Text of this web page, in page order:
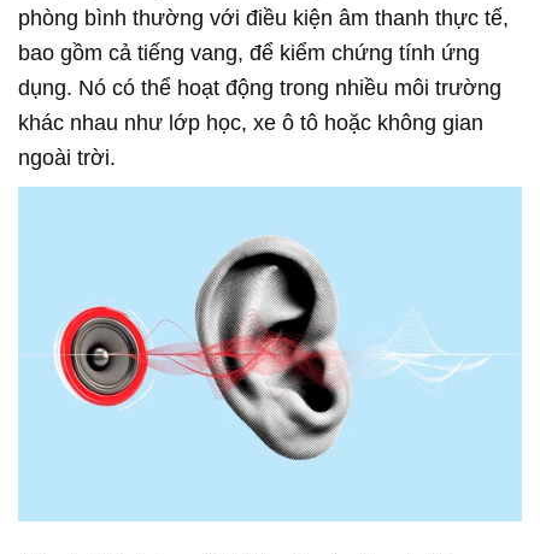
phòng bình thường với điều kiện âm thanh thực tế,
bao gồm cả tiếng vang, để kiểm chứng tính ứng
dụng. Nó có thể hoạt động trong nhiều môi trường
khác nhau như lớp học, xe ô tô hoặc không gian
ngoài trời.